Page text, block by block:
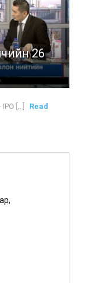
26
[...]
Read